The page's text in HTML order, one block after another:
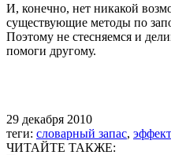
И, конечно, нет никакой
существующие методы по
Поэтому не стесняемся и
помоги другому.
29 декабря 2010
теги: словарный запас,
ЧИТАЙТЕ ТАКЖЕ: